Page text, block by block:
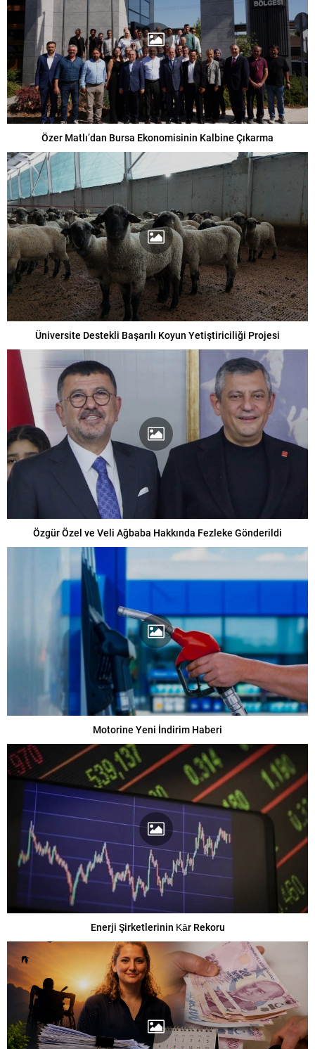
Özer Matlı’dan Bursa Ekonomisinin Kalbine Çıkarma
Üniversite Destekli Başarılı Koyun Yetiştiriciliği Projesi
Özgür Özel ve Veli Ağbaba Hakkında Fezleke Gönderildi
Motorine Yeni İndirim Haberi
Enerji Şirketlerinin Kâr Rekoru